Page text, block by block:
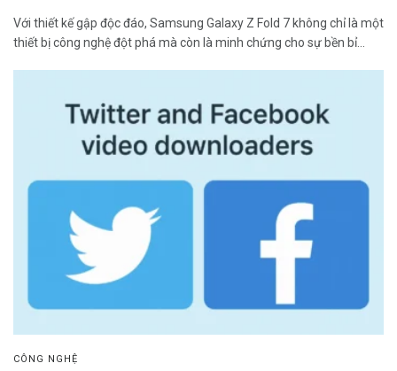
Với thiết kế gập độc đáo, Samsung Galaxy Z Fold 7 không chỉ là một
thiết bị công nghệ đột phá mà còn là minh chứng cho sự bền bỉ...
CÔNG NGHỆ